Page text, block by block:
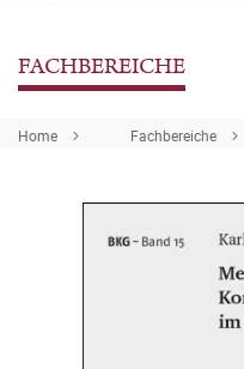
FACHBEREICHE
Home Fachbereiche